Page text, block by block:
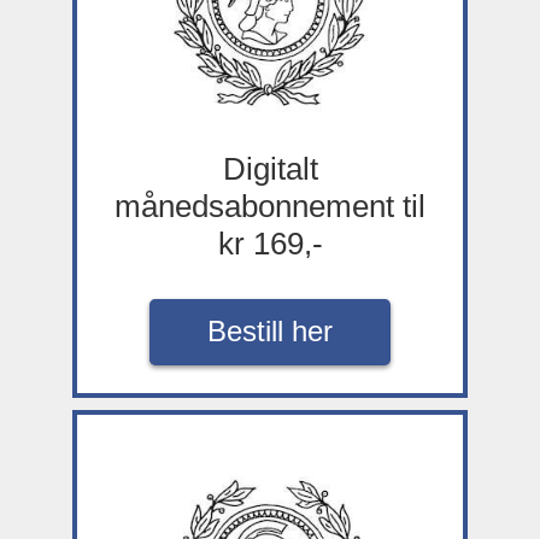
Digitalt
månedsabonnement til
kr 169,-
Bestill her